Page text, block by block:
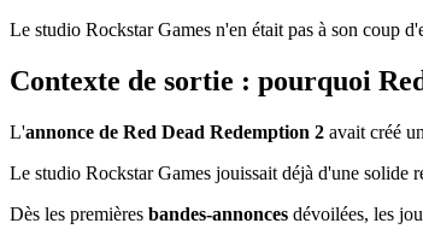
Le studio Rockstar Games n'en était pas à son coup
Contexte de sortie : pourquoi
L'annonce de Red Dead Redemption 2 avait créé
Le studio Rockstar Games jouissait déjà d'une solide
Dès les premières bandes-annonces dévoilées, les